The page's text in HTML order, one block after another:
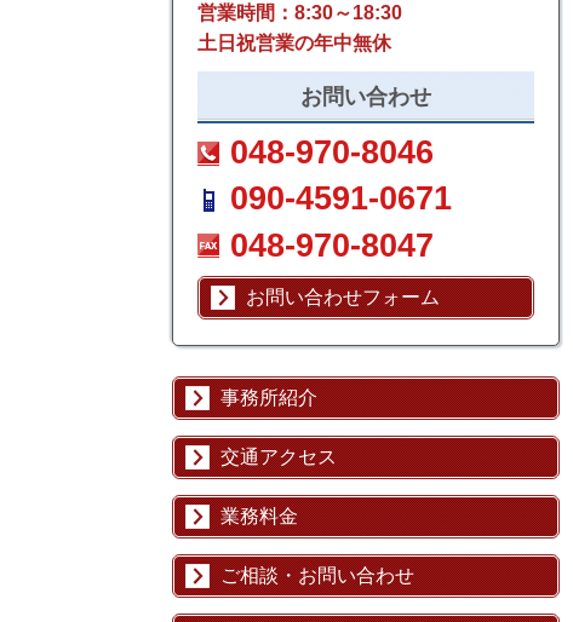
営業時間：8:30～18:30
土日祝営業の年中無休
お問い合わせ
048-970-8046
090-4591-0671
048-970-8047
お問い合わせフォーム
事務所紹介
交通アクセス
業務料金
ご相談・お問い合わせ